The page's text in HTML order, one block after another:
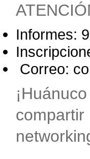
Informes:
Correo: